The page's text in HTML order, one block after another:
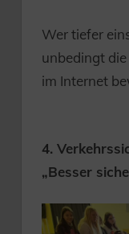
Wer tiefer
unbedingt
im Internet
4.
„Besser